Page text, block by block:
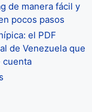
de manera fácil y
pocos pasos
el PDF
de Venezuela que
cuenta